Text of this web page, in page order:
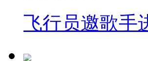
飞行员邀歌手